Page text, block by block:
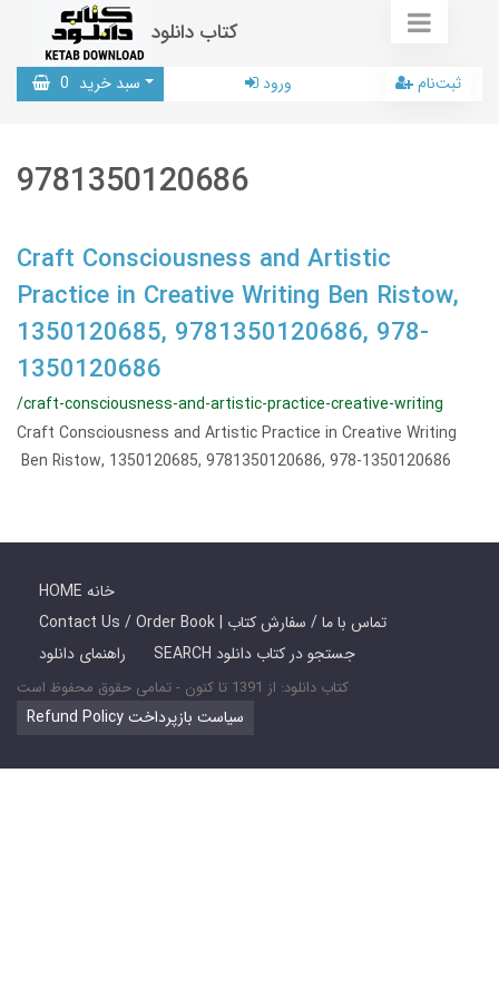
کتاب دانلود
سبد خرید 0 ورود ثبت‌نام
9781350120686
Craft Consciousness and Artistic
Practice in Creative Writing Ben Ristow,
1350120685, 9781350120686, 978-
1350120686
/craft-consciousness-and-artistic-practice-creative-writing
Craft Consciousness and Artistic Practice in Creative Writing
Ben Ristow, 1350120685, 9781350120686, 978-1350120686
HOME خانه
Contact Us / Order Book | تماس با ما / سفارش کتاب
راهنمای دانلود
SEARCH جستجو در کتاب دانلود
کتاب دانلود: از 1391 تا کنون - تمامی حقوق محفوظ است
Refund Policy سیاست بازپرداخت